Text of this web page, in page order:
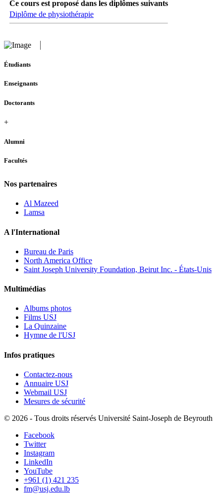
Ce cours est proposé dans les diplômes suivants
Diplôme de physiothérapie
Étudiants
Enseignants
Doctorants
+
Alumni
Facultés
Nos partenaires
Al Mazeed
Lamsa
A l'International
Bureau de Paris
North America Office
Saint Joseph University Foundation, Beirut Inc. - États-Unis
Multimédias
Albums photos
Films USJ
La Quinzaine
Hymne de l'USJ
Infos pratiques
Contactez-nous
Annuaire USJ
Webmail USJ
Mesures de sécurité
© 2026 - Tous droits réservés Université Saint-Joseph de Beyrouth
Facebook
Twitter
Instagram
LinkedIn
YouTube
+961 (1) 421 235
fm@usj.edu.lb